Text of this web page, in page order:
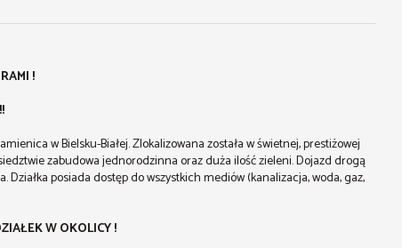
!
w Bielsku-Białej. Zlokalizowana została w świetnej, prestiżowej
zabudowa jednorodzinna oraz duża ilość zieleni. Dojazd drogą
posiada dostęp do wszystkich mediów (kanalizacja, woda, gaz,
W OKOLICY !